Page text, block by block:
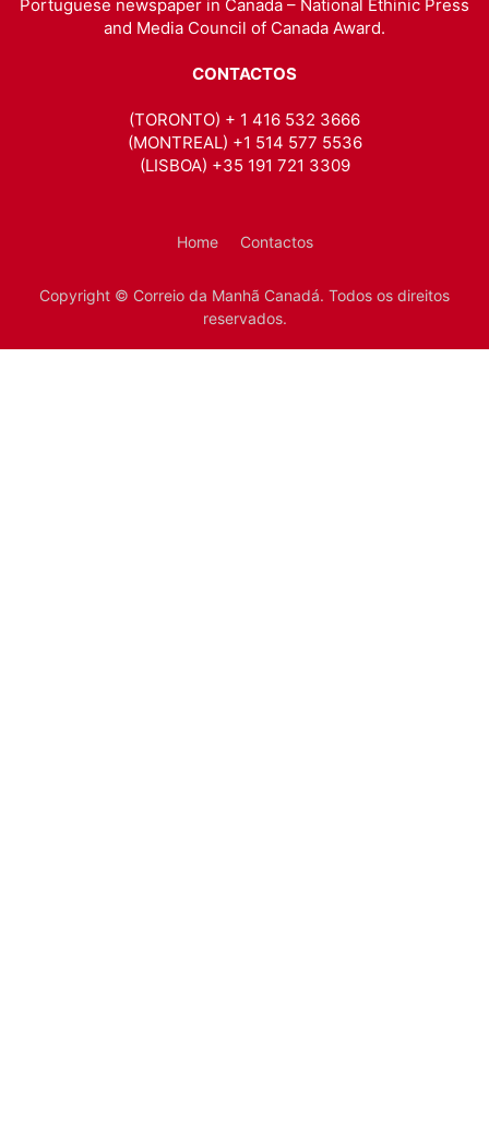
Portuguese newspaper in Canada – National Ethinic Press
and Media Council of Canada Award.
CONTACTOS
(TORONTO) + 1 416 532 3666
(MONTREAL) +1 514 577 5536
(LISBOA) +35 191 721 3309
Home Contactos
Copyright © Correio da Manhã Canadá. Todos os direitos
reservados.